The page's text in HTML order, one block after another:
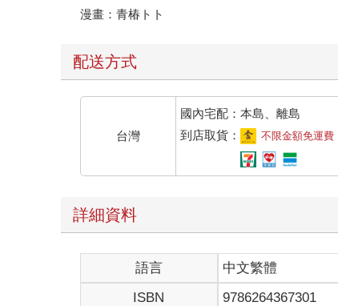
漫畫：青椿トト
配送方式
台灣
國內宅配：本島、離島
到店取貨：
不限金額免運費
詳細資料
語言 中文繁體
ISBN
9786264367301